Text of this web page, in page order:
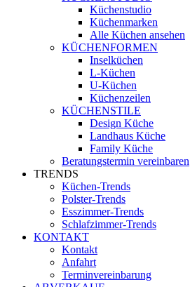
Küchenstudio
Küchenmarken
Alle Küchen ansehen
KÜCHENFORMEN
Inselküchen
L-Küchen
U-Küchen
Küchenzeilen
KÜCHENSTILE
Design Küche
Landhaus Küche
Family Küche
Beratungstermin vereinbaren
TRENDS
Küchen-Trends
Polster-Trends
Esszimmer-Trends
Schlafzimmer-Trends
KONTAKT
Kontakt
Anfahrt
Terminvereinbarung